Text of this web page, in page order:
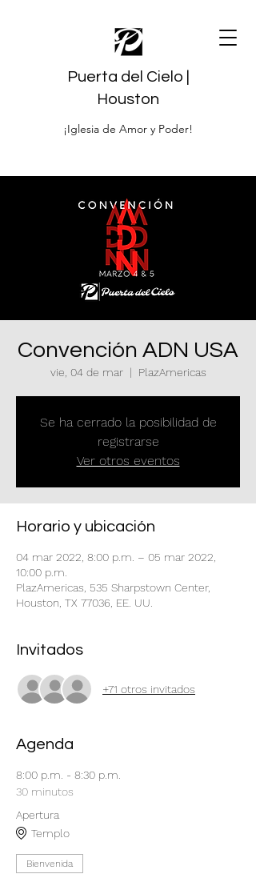
Puerta del Cielo |
Houston
¡Iglesia de Amor y Poder!
Convención ADN USA
vie, 04 de mar
  |
PlazAmericas
Se ha cerrado la posibilidad de
registrarse
Ver otros eventos
Horario y ubicación
04 mar 2022, 8:00 p.m. – 05 mar 2022,
10:00 p.m.
PlazAmericas, 535 Sharpstown Center,
Houston, TX 77036, EE. UU.
Invitados
+71 otros invitados
Agenda
8:00 p.m. - 8:30 p.m.
30 minutos
Apertura
Templo
Bienvenida